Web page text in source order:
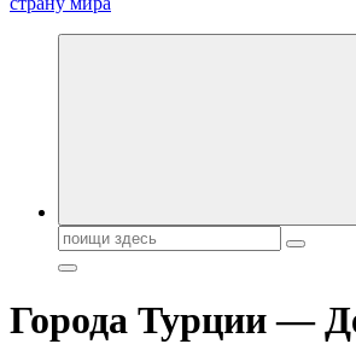
Новости туризма, куда поехать на
Поиск:
Города Турции —